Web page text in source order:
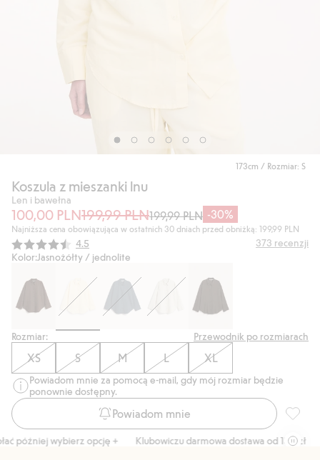
173cm / Rozmiar: S
Koszula z mieszanki lnu
Len i bawełna
100,00 PLN199,99 PLN199,99 PLN -30%
Najniższa cena obowiązująca w ostatnich 30 dniach przed obniżką: 199,99 PLN
Średnia ocena:
4.5 373 recenzji
Kolor:Jasnożółty / jednolite
Rozmiar: Przewodnik po rozmiarach
XS S M L XL
Powiadom mnie za pomocą e-mail, gdy mój rozmiar będzie
ponownie dostępny.
Powiadom mnie
później wybierz opcję + Klubowiczu darmowa dostawa od 150 zł